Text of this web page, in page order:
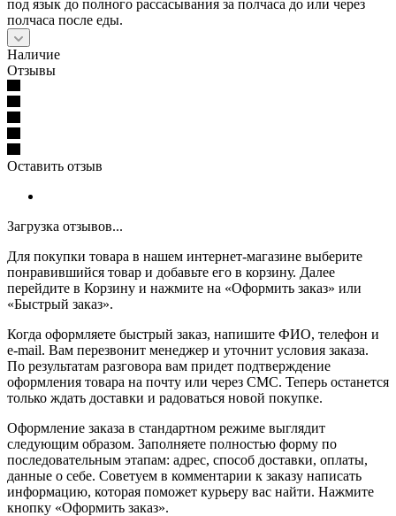
под язык до полного рассасывания за полчаса до или через
полчаса после еды.
Наличие
Отзывы
Оставить отзыв
Загрузка отзывов...
Для покупки товара в нашем интернет-магазине выберите
понравившийся товар и добавьте его в корзину. Далее
перейдите в Корзину и нажмите на «Оформить заказ» или
«Быстрый заказ».
Когда оформляете быстрый заказ, напишите ФИО, телефон и
e-mail. Вам перезвонит менеджер и уточнит условия заказа.
По результатам разговора вам придет подтверждение
оформления товара на почту или через СМС. Теперь останется
только ждать доставки и радоваться новой покупке.
Оформление заказа в стандартном режиме выглядит
следующим образом. Заполняете полностью форму по
последовательным этапам: адрес, способ доставки, оплаты,
данные о себе. Советуем в комментарии к заказу написать
информацию, которая поможет курьеру вас найти. Нажмите
кнопку «Оформить заказ».